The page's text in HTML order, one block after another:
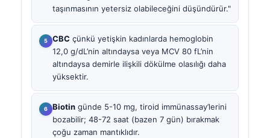
taşınmasının yetersiz olabileceğini düşündürür."
CBC çünkü yetişkin kadınlarda hemoglobin
12,0 g/dL’nin altındaysa veya MCV 80 fL’nin
altındaysa demirle ilişkili dökülme olasılığı daha
yüksektir.
Biotin günde 5-10 mg, tiroid immünassay’lerini
bozabilir; 48-72 saat (bazen 7 gün) bırakmak
çoğu zaman mantıklıdır.